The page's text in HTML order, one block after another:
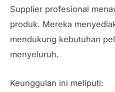
Supplier profesional
produk. Mereka
mendukung kebutuhan
menyeluruh.
Keunggulan ini meliputi: